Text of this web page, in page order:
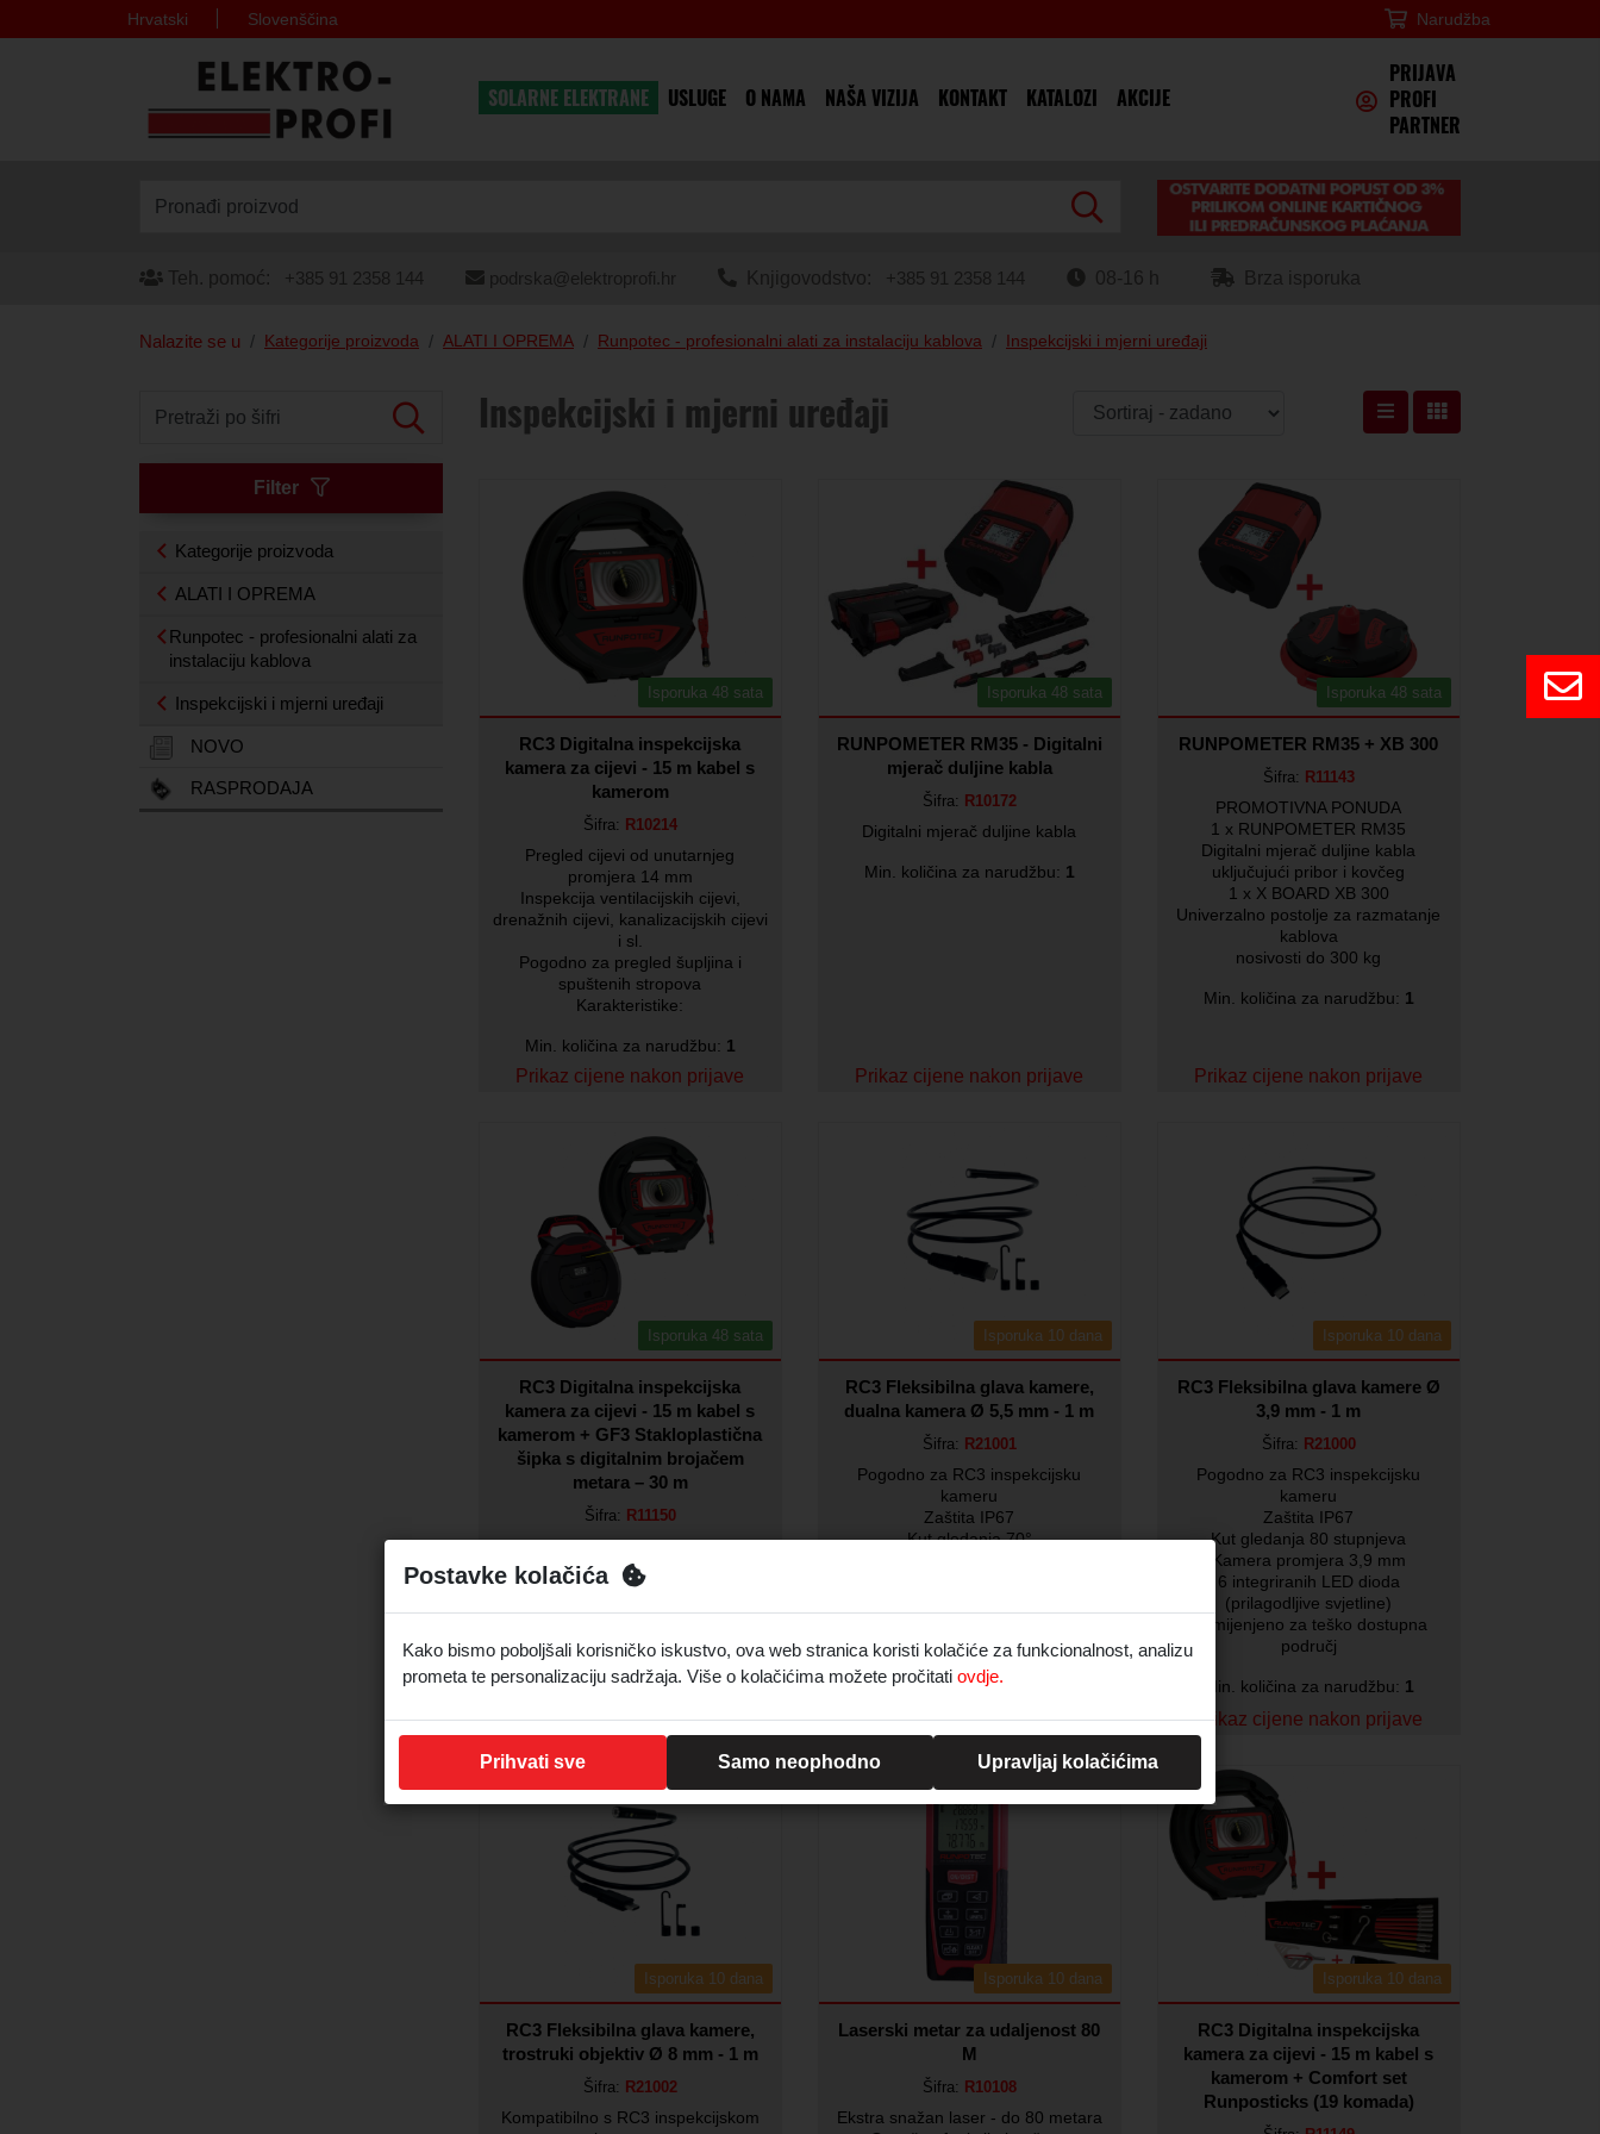
×
Hrvatski Slovenščina Narudžba
SOLARNE ELEKTRANE USLUGE O NAMA NAŠA VIZIJA KONTAKT KATALOZI AKCIJE
PRIJAVA
PROFI
PARTNER
Pronađi proizvod
Teh. pomoć: +385 91 2358 144 podrska@elektroprofi.hr Knjigovodstvo: +385 91 2358 144 08-16 h Brza isporuka
Nalazite se u Kategorije proizvoda ALATI I OPREMA Runpotec - profesionalni alati za instalaciju kablova Inspekcijski i mjerni uređaji
Pretraži po šifri
Filter
Kategorije proizvoda
ALATI I OPREMA
Runpotec - profesionalni alati za
instalaciju kablova
Inspekcijski i mjerni uređaji
NOVO
RASPRODAJA
Inspekcijski i mjerni uređaji
Isporuka 48 sata
RC3 Digitalna inspekcijska
kamera za cijevi - 15 m kabel s
kamerom
Šifra: R10214
Pregled cijevi od unutarnjeg
promjera 14 mm
Inspekcija ventilacijskih cijevi,
drenažnih cijevi, kanalizacijskih cijevi
i sl.
Pogodno za pregled šupljina i
spuštenih stropova
Karakteristike:
Min. količina za narudžbu: 1
Prikaz cijene nakon prijave
Isporuka 48 sata
RUNPOMETER RM35 - Digitalni
mjerač duljine kabla
Šifra: R10172
Digitalni mjerač duljine kabla
Min. količina za narudžbu: 1
Prikaz cijene nakon prijave
Isporuka 48 sata
RUNPOMETER RM35 + XB 300
Šifra: R11143
PROMOTIVNA PONUDA
1 x RUNPOMETER RM35
Digitalni mjerač duljine kabla
uključujući pribor i kovčeg
1 x X BOARD XB 300
Univerzalno postolje za razmatanje
kablova
nosivosti do 300 kg
Min. količina za narudžbu: 1
Prikaz cijene nakon prijave
Isporuka 48 sata
RC3 Digitalna inspekcijska
kamera za cijevi - 15 m kabel s
kamerom + GF3 Stakloplastična
šipka s digitalnim brojačem
metara – 30 m
Šifra: R11150
Pregled cijevi od unutarnjeg
promjera 14 mm
Inspekcija ventilacijskih cijevi,
drenažnih cijevi, kanalizacijskih cijevi
Pogodno za pregled šupljina i
spuštenih stropova
Min. količina za narudžbu:1
Prikaz cijene nakon prijave
Isporuka 10 dana
RC3 Fleksibilna glava kamere,
dualna kamera Ø 5,5 mm - 1 m
Šifra: R21001
Pogodno za RC3 inspekcijsku
kameru
Zaštita IP67
Kut gledanja 70°
Namijenjeno za
Min. količina za narudžbu:
Prikaz cijene nakon prijave
Isporuka 10 dana
RC3 Fleksibilna glava kamere Ø
3,9 mm - 1 m
Šifra: R21000
Pogodno za RC3 inspekcijsku
kameru
Zaštita IP67
Kut gledanja 80 stupnjeva
Kamera promjera 3,9 mm
6 integriranih LED dioda
(prilagodljive svjetline)
Namijenjeno za teško dostupna
područj
Min. količina za narudžbu: 1
Prikaz cijene nakon prijave
Isporuka 10 dana
RC3 Fleksibilna glava kamere,
trostruki objektiv Ø 8 mm - 1 m
Šifra: R21002
Kompatibilno s RC3 inspekcijskom
Isporuka 10 dana
Laserski metar za udaljenost 80
M
Šifra: R10108
Ekstra snažan laser - do 80 metara
Isporuka 10 dana
RC3 Digitalna inspekcijska
kamera za cijevi - 15 m kabel s
kamerom + Comfort set
Runposticks (19 komada)
Postavke kolačića
Kako bismo poboljšali korisničko iskustvo, ova web stranica koristi kolačiće za funkcionalnost, analizu
prometa te personalizaciju sadržaja. Više o kolačićima možete pročitati ovdje.
Prihvati sve Samo neophodno Upravljaj kolačićima